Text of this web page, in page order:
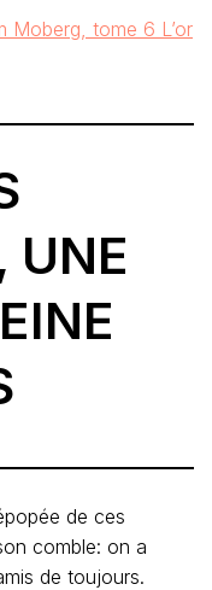
Moberg, tome 6 L’or
UNE
de ces
comble: on a
de toujours.